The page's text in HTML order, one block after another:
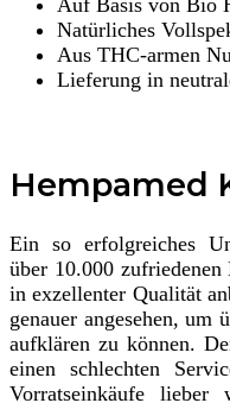
Natürliches
Aus THC-armen
Lieferung in
Hempamed
Ein so erfolgreiches
über 10.000
in exzellenter Qualität
genauer angesehen, um
aufklären zu können.
einen schlechten
Vorratseinkäufe lieber